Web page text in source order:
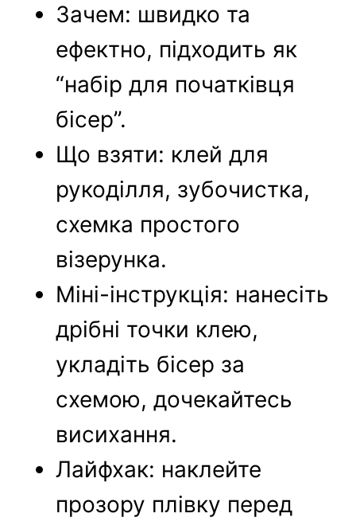
Зачем: швидко та
ефектно, підходить як
“набір для початківця
бісер”.
Що взяти: клей для
рукоділля, зубочистка,
схемка простого
візерунка.
Міні-інструкція: нанесіть
дрібні точки клею,
укладіть бісер за
схемою, дочекайтесь
висихання.
Лайфхак: наклейте
прозору плівку перед